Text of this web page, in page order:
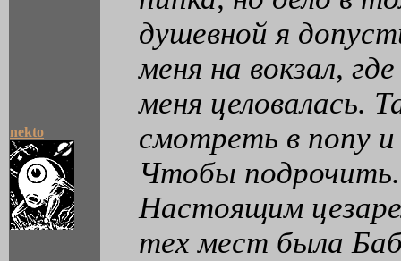
nekto
душевной я
меня на вокзал,
меня целовалась.
смотреть в попу
Чтобы подрочить.
Настоящим
тех мест была